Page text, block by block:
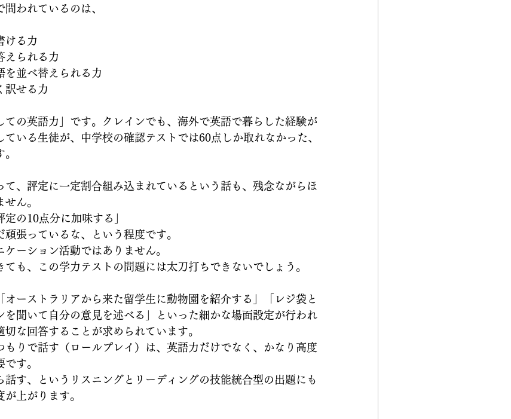
われているのは、
ける力
えられる力
を並べ替えられる力
訳せる力
ての英語力」です。クレインでも、海外で英語で暮らした経験が
いる生徒が、中学校の確認テストでは60点しか取れなかった、
て、評定に一定割合組み込まれているという話も、残念ながらほ
ん。
定の10点分に加味する」
張っているな、という程度です。
ーション活動ではありません。
も、この学力テストの問題には太刀打ちできないでしょう。
ーストラリアから来た留学生に動物園を紹介する」「レジ袋と
を聞いて自分の意見を述べる」といった細かな場面設定が行われ
な回答することが求められています。
もりで話す（ロールプレイ）は、英語力だけでなく、かなり高度
す。
話す、というリスニングとリーディングの技能統合型の出題にも
上がります。